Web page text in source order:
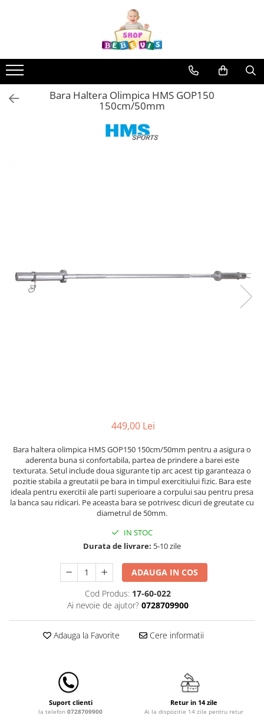
Carucioare copii
Carucioare copii sport
Carucioare copii 2in1
Scaune auto copii
Camera copilului
Saltele de la 140 x 70 cm
Saltele 127 x 63 cm
Saltele de la 160 x 80 cm
Lenjerii patuturi
Lenjerii patut 120 x 60 cm
Lenjerie patuturi tineret
Baldachin patut
Perne copii si mamici
Comode copii
Bariere de protectie pat
Dulap si cutii jucarii
Sac de dormit copii
Fotolii copii
Bara Haltera Olimpica HMS GOP150
150cm/50mm
449,00 Lei
Bara haltera olimpica HMS GOP150 150cm/50mm pentru a asigura o
aderenta buna si confortabila, partea de prindere a barei este
texturata. Setul include doua sigurante tip arc acest tip garanteaza o
pozitie stabila a greutatii pe bara in timpul exercitiului fizic. Bara este
ideala pentru exercitii ale parti superioare a corpului sau pentru presa
la banca sau ridicari. Pe aceasta bara se potrivesc dicuri de greutate cu
diametrul de 50mm.
IN STOC
Durata de livrare: 5-10 zile
ADAUGA IN COS
Cod Produs: 17-60-022
Ai nevoie de ajutor? 0728709900
Adauga la Favorite Cere informatii
Suport clienti
la telefon 0728709900
Retur in 14 zile
Ai la dispozitie 14 zile pentru retur